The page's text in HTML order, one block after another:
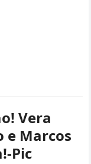
Vera
e Marcos
Pic